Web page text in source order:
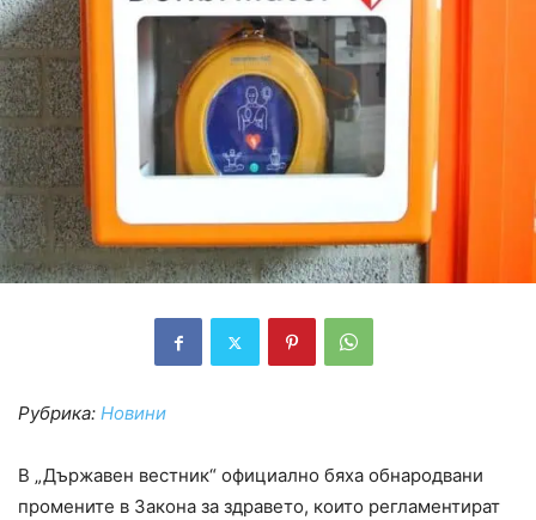
Рубрика: Новини
В „Държавен вестник“ официално бяха обнародвани
промените в Закона за здравето, които регламентират